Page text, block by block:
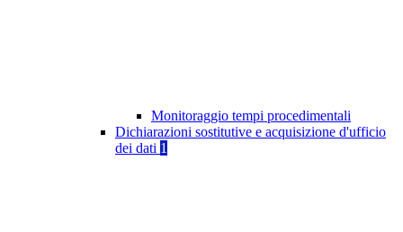
Monitoraggio tempi procedimentali
Dichiarazioni sostitutive e acquisizione d'ufficio
dei dati 1